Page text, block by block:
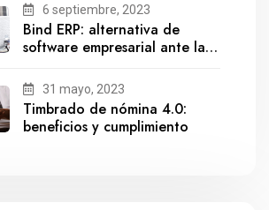
6 septiembre, 2023
Bind ERP: alternativa de
software empresarial ante la
31 mayo, 2023
Timbrado de nómina 4.0:
beneficios y cumplimiento